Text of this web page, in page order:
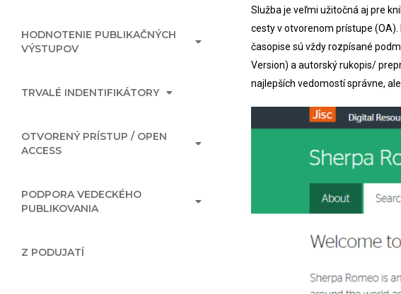
HODNOTENIE PUBLIKAČNÝCH
VÝSTUPOV
TRVALÉ INDENTIFIKÁTORY
OTVORENÝ PRÍSTUP / OPEN
ACCESS
PODPORA VEDECKÉHO
PUBLIKOVANIA
Z PODUJATÍ
Služba je veľmi užitočná aj pre
cesty v otvorenom prístupe
časopise sú vždy rozpísané
Version) a autorský rukopis/
najlepších vedomostí správne,